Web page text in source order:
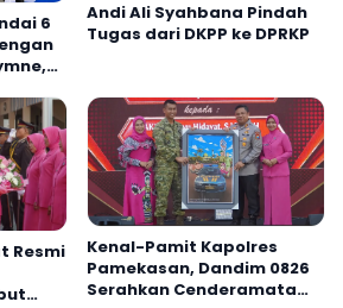
6
Andi Ali Syahbana Pindah
Tugas dari DKPP ke DPRKP
Resmi
Kenal-Pamit Kapolres
Pamekasan, Dandim 0826
Serahkan Cenderamata